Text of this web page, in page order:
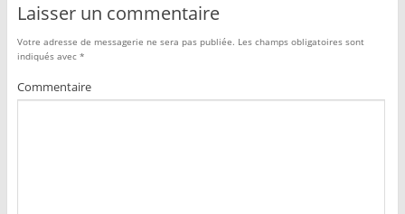
Laisser un commentaire
Votre adresse de messagerie ne sera pas publiée. Les champs obligatoires sont
indiqués avec *
Commentaire